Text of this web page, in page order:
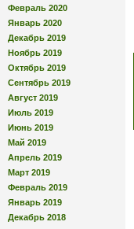
Февраль 2020
Январь 2020
Декабрь 2019
Ноябрь 2019
Октябрь 2019
Сентябрь 2019
Август 2019
Июль 2019
Июнь 2019
Май 2019
Апрель 2019
Март 2019
Февраль 2019
Январь 2019
Декабрь 2018